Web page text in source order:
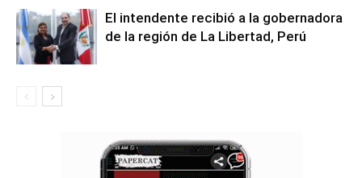
El intendente recibió a la gobernadora
de la región de La Libertad, Perú